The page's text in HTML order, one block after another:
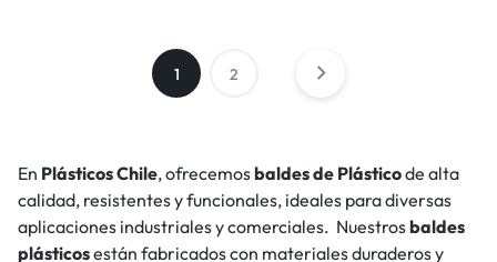
1 2
En Plásticos Chile, ofrecemosbaldes de Plásticode alta
calidad, resistentes y funcionales, ideales para diversas
aplicaciones industriales y comerciales. Nuestrosbaldes
plásticosestán fabricados con materiales duraderos y